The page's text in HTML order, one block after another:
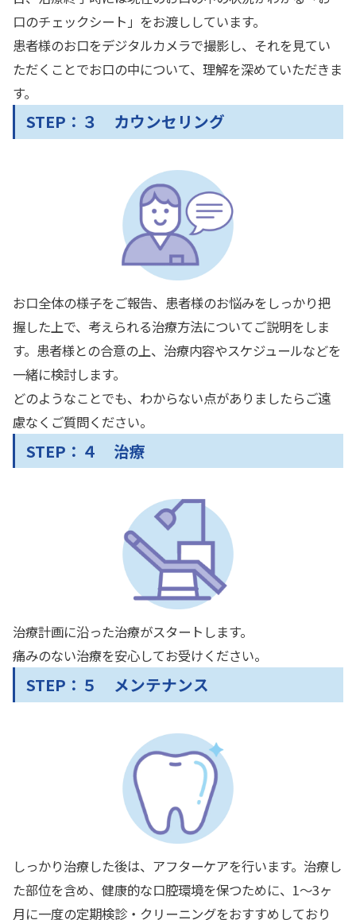
口のチェックシート」をお渡ししています。
患者様のお口をデジタルカメラで撮影し、それを見てい
ただくことでお口の中について、理解を深めていただきま
す。
STEP：３ カウンセリング
お口全体の様子をご報告、患者様のお悩みをしっかり把
握した上で、考えられる治療方法についてご説明をしま
す。患者様との合意の上、治療内容やスケジュールなどを
一緒に検討します。
どのようなことでも、わからない点がありましたらご遠
慮なくご質問ください。
STEP：４ 治療
治療計画に沿った治療がスタートします。
痛みのない治療を安心してお受けください。
STEP：５ メンテナンス
しっかり治療した後は、アフターケアを行います。治療し
た部位を含め、健康的な口腔環境を保つために、1～3ヶ
月に一度の定期検診・クリーニングをおすすめしており